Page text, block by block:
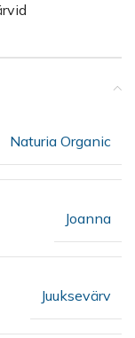
Naturia Organic
Joanna
Juuksevärv